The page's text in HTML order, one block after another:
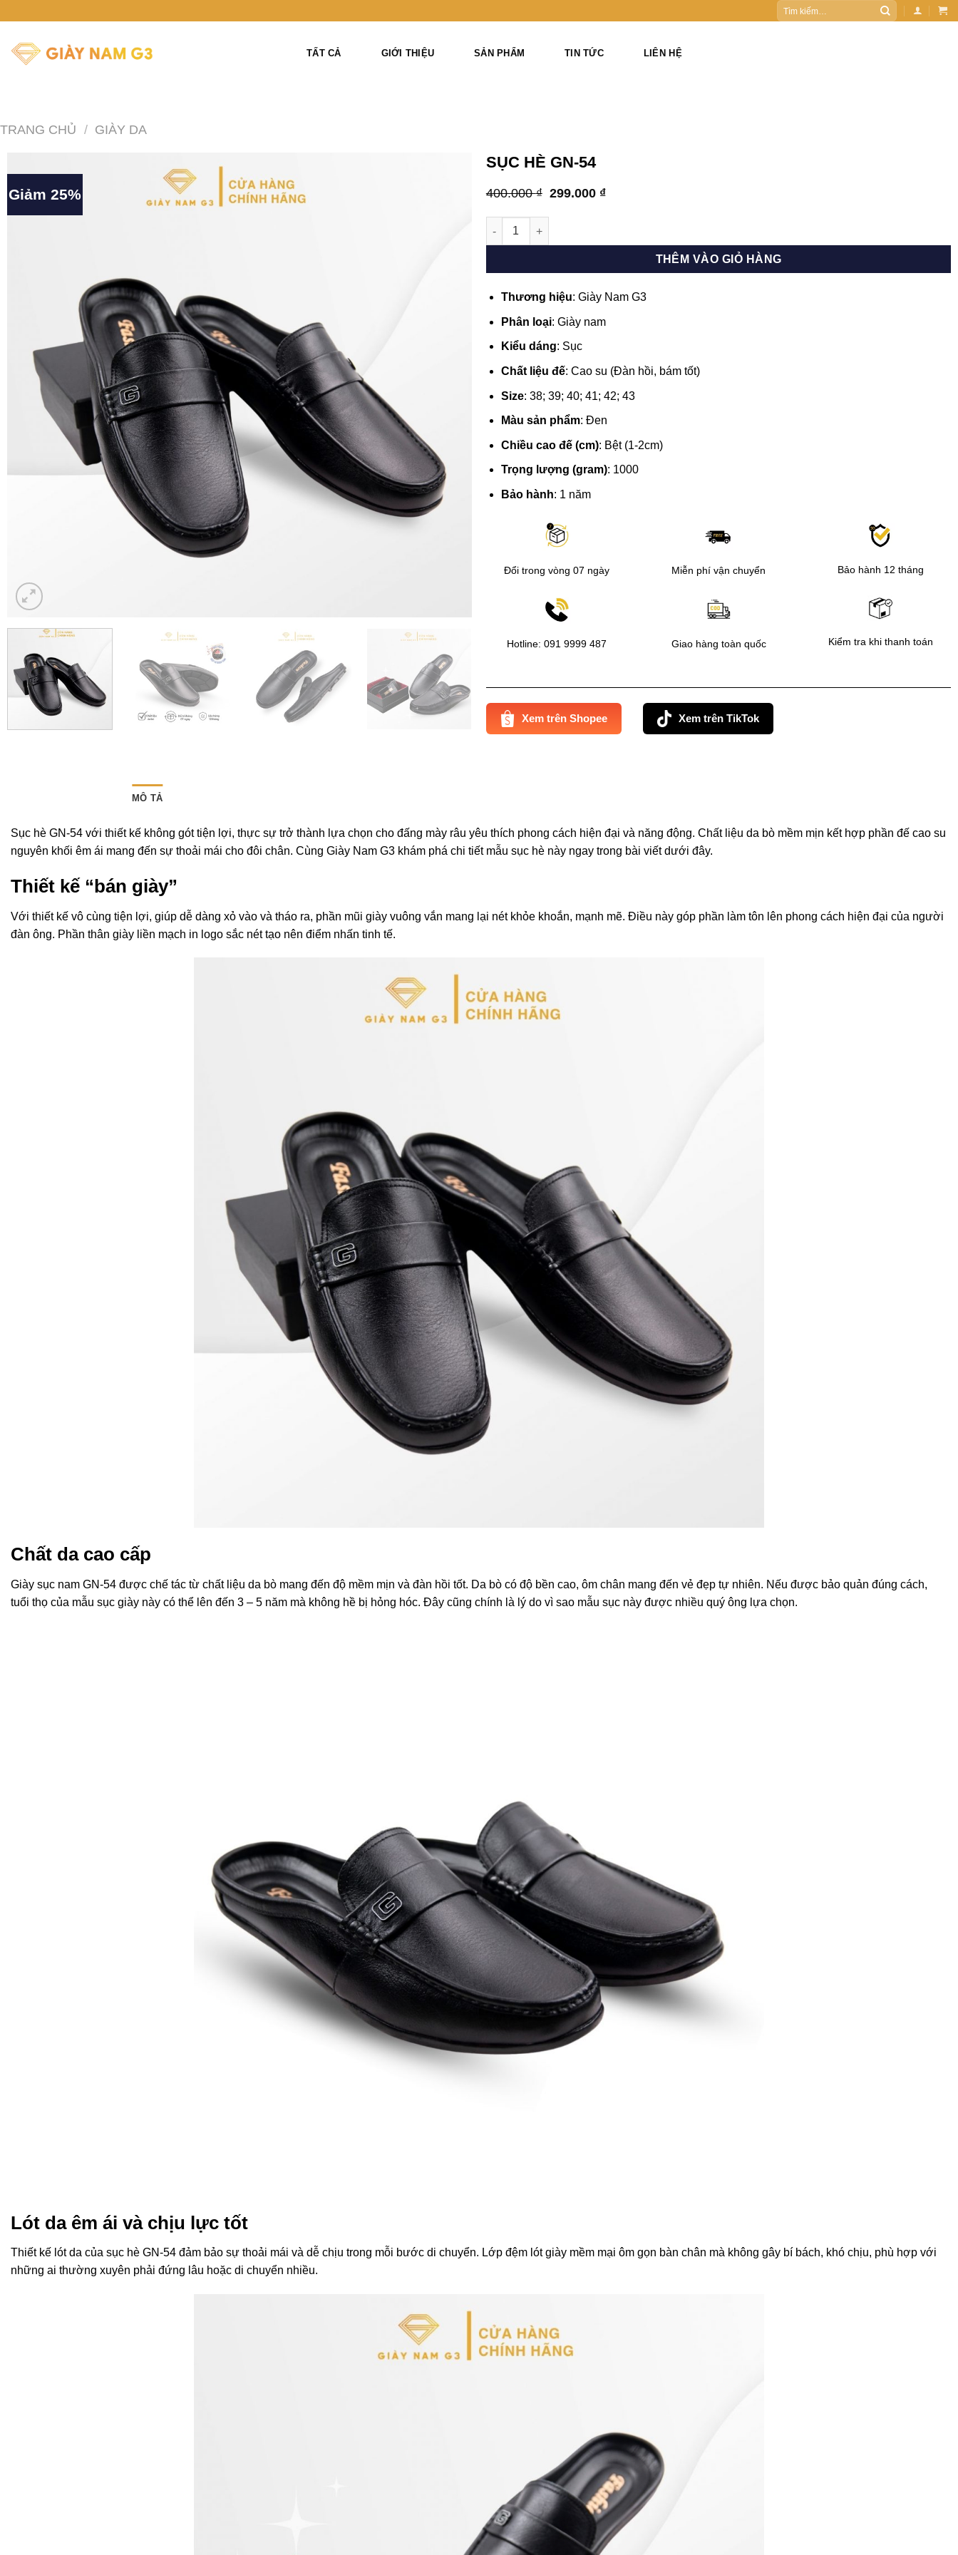
dung
Tìm
kiếm:
TẤT CẢ GIỚI THIỆU SẢN PHẨM TIN TỨC LIÊN HỆ
TRANG CHỦ / GIÀY DA
Giảm 25%
SỤC HÈ GN-54
400.000₫ Giá
299.000 ₫Giá
299.000 ₫.
Sục hè GN-54 số lượng
THÊM VÀO GIỎ HÀNG
Thương hiệu: Giày Nam G3
Phân loại: Giày nam
Kiểu dáng: Sục
Chất liệu đế: Cao su (Đàn hồi, bám tốt)
Size: 38; 39; 40; 41; 42; 43
Màu sản phẩm: Đen
Chiều cao đế (cm): Bệt (1-2cm)
Trọng lượng (gram): 1000
Bảo hành: 1 năm
Đổi trong vòng 07 ngày
Hotline: 091 9999 487
Miễn phí vận chuyển
Giao hàng toàn quốc
Bảo hành 12 tháng
Kiểm tra khi thanh toán
Xem trên Shopee Xem trên TikTok
MÔ TẢ
Sục hè GN-54 với thiết kế không gót tiện lợi, thực sự trở thành lựa chọn cho đấng mày râu yêu thích phong cách hiện đại và năng động. Chất liệu da bò mềm mịn kết hợp phần đế cao su
nguyên khối êm ái mang đến sự thoải mái cho đôi chân. Cùng Giày Nam G3 khám phá chi tiết mẫu sục hè này ngay trong bài viết dưới đây.
Thiết kế “bán giày”
Với thiết kế vô cùng tiện lợi, giúp dễ dàng xỏ vào và tháo ra, phần mũi giày vuông vắn mang lại nét khỏe khoắn, mạnh mẽ. Điều này góp phần làm tôn lên phong cách hiện đại của người
đàn ông. Phần thân giày liền mạch in logo sắc nét tạo nên điểm nhấn tinh tế.
Chất da cao cấp
Giày sục nam GN-54 được chế tác từ chất liệu da bò mang đến độ mềm mịn và đàn hồi tốt. Da bò có độ bền cao, ôm chân mang đến vẻ đẹp tự nhiên. Nếu được bảo quản đúng cách,
tuổi thọ của mẫu sục giày này có thể lên đến 3 – 5 năm mà không hề bị hỏng hóc. Đây cũng chính là lý do vì sao mẫu sục này được nhiều quý ông lựa chọn.
Lót da êm ái và chịu lực tốt
Thiết kế lót da của sục hè GN-54 đảm bảo sự thoải mái và dễ chịu trong mỗi bước di chuyển. Lớp đệm lót giày mềm mại ôm gọn bàn chân mà không gây bí bách, khó chịu, phù hợp với
những ai thường xuyên phải đứng lâu hoặc di chuyển nhiều.